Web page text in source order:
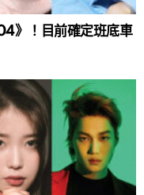
》！目前確定班底車